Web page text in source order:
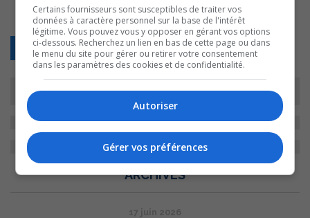
Retour
ARCHIVES
17 juin 2026
Certains fournisseurs sont susceptibles de traiter vos
données à caractère personnel sur la base de l'intérêt
légitime. Vous pouvez vous y opposer en gérant vos options
ci-dessous. Recherchez un lien en bas de cette page ou dans
le menu du site pour gérer ou retirer votre consentement
dans les paramètres des cookies et de confidentialité.
Autoriser
Gérer vos préférences